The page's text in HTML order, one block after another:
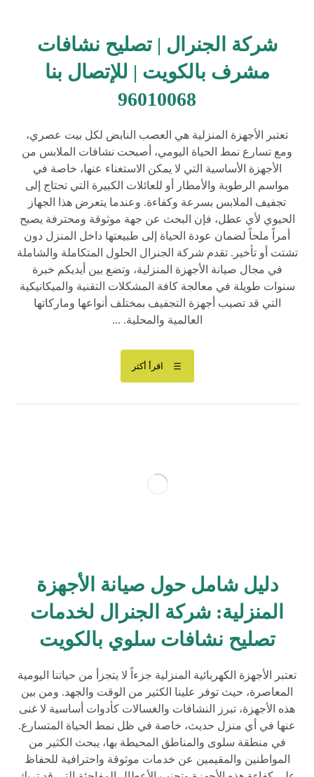
شركة الجنرال | تصليح نشافات
مشرف بالكويت | للإتصال بنا
96010068
تعتبر الأجهزة المنزلية هي العصب النابض لكل بيت عصري،
ومع تسارع نمط الحياة اليومي، أصبحت نشافات الملابس من
الأجهزة الأساسية التي لا يمكن الاستغناء عنها، خاصة في
مواسم الرطوبة والأمطار أو للعائلات الكبيرة التي تحتاج إلى
تجفيف الملابس بسرعة وكفاءة. وعندما يتعرض هذا الجهاز
الحيوي لأي عطل، فإن البحث عن جهة موثوقة ومحترفة يصبح
أمراً ملحاً لضمان عودة الحياة إلى طبيعتها داخل المنزل دون
تشتت أو تأخير. تقدم شركة الجنرال الحلول المتكاملة والشاملة
في مجال صيانة الأجهزة المنزلية، وتضع بين أيديكم خبرة
سنوات طويلة في معالجة كافة المشكلات التقنية والميكانيكية
التي قد تصيب أجهزة التجفيف بمختلف أنواعها وماركاتها
العالمية والمحلية. ...
اقرأ أكثر
دليل شامل حول صيانة الأجهزة
المنزلية: شركة الجنرال لخدمات
تصليح نشافات سلوي بالكويت
تعتبر الأجهزة الكهربائية المنزلية جزءاً لا يتجزأ من حياتنا اليومية
المعاصرة، حيث توفر علينا الكثير من الوقت والجهد. ومن بين
هذه الأجهزة، تبرز النشافات والغسالات كأدوات أساسية لا غنى
عنها في أي منزل حديث، خاصة في ظل نمط الحياة المتسارع.
في منطقة سلوى والمناطق المحيطة بها، يبحث الكثير من
المواطنين والمقيمين عن خدمات موثوقة واحترافية للحفاظ